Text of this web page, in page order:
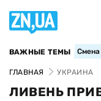
ВАЖНЫЕ ТЕМЫ Смена
ГЛАВНАЯ УКРАИНА
ЛИВЕНЬ